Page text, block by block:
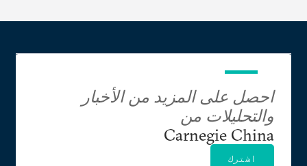
احصل على المزيد من الأخبار
والتحليلات من
Carnegie China
اشترك